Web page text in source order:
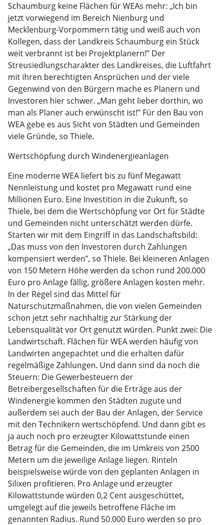
Schaumburg keine Flächen für WEAs mehr: „Ich bin
jetzt vorwiegend im Bereich Nienburg und
Mecklenburg-Vorpommern tätig und weiß auch von
Kollegen, dass der Landkreis Schaumburg ein Stück
weit verbrannt ist bei Projektplanern!” Der
Streusiedlungscharakter des Landkreises, die Luftfahrt
mit ihren berechtigten Ansprüchen und der viele
Gegenwind von den Bürgern mache es Planern und
Investoren hier schwer. „Man geht lieber dorthin, wo
man als Planer auch erwünscht ist!” Für den Bau von
WEA gebe es aus Sicht von Städten und Gemeinden
viele Gründe, so Thiele.
Wertschöpfung durch Windenergieanlagen
Eine moderne WEA liefert bis zu fünf Megawatt
Nennleistung und kostet pro Megawatt rund eine
Millionen Euro. Eine Investition in die Zukunft, so
Thiele, bei dem die Wertschöpfung vor Ort für Städte
und Gemeinden nicht unterschätzt werden dürfe.
Starten wir mit dem Eingriff in das Landschaftsbild:
„Das muss von den Investoren durch Zahlungen
kompensiert werden”, so Thiele. Bei kleineren Anlagen
von 150 Metern Höhe werden da schon rund 200.000
Euro pro Anlage fällig, größere Anlagen kosten mehr.
In der Regel sind das Mittel für
Naturschutzmaßnahmen, die von vielen Gemeinden
schon jetzt sehr nachhaltig zur Stärkung der
Lebensqualität vor Ort genutzt würden. Punkt zwei: Die
Landwirtschaft. Flächen für WEA werden häufig von
Landwirten angepachtet und die erhalten dafür
regelmäßige Zahlungen. Und dann sind da noch die
Steuern: Die Gewerbesteuern der
Betreibergesellschaften für die Erträge aus der
Windenergie kommen den Städten zugute und
außerdem sei auch der Bau der Anlagen, der Service
mit den Technikern wertschöpfend. Und dann gibt es
ja auch noch pro erzeugter Kilowattstunde einen
Betrag für die Gemeinden, die im Umkreis von 2500
Metern um die jeweilige Anlage liegen. Rinteln
beispielsweise würde von den geplanten Anlagen in
Silixen profitieren. Pro Anlage und erzeugter
Kilowattstunde würden 0,2 Cent ausgeschüttet,
umgelegt auf die jeweils betroffene Fläche im
genannten Radius. Rund 50.000 Euro werden so pro